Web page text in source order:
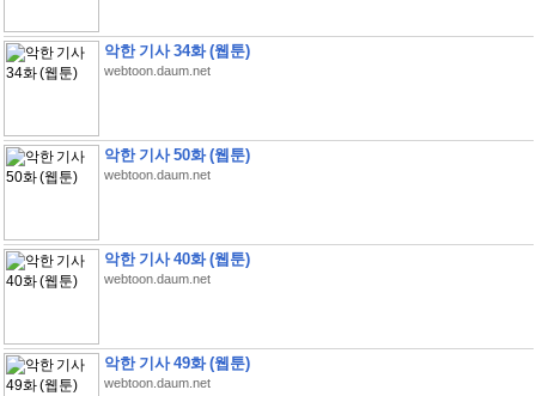
악한 기사 34화 (웹툰)
webtoon.daum.net
악한 기사 50화 (웹툰)
webtoon.daum.net
악한 기사 40화 (웹툰)
webtoon.daum.net
악한 기사 49화 (웹툰)
webtoon.daum.net